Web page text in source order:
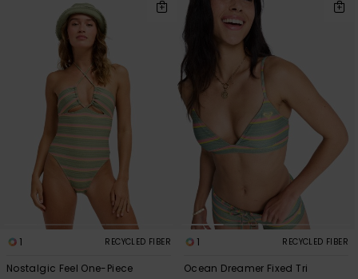
1 RECYCLED FIBER
Nostalgic Feel One-Piece
1 RECYCLED FIBER
Ocean Dreamer Fixed Tri